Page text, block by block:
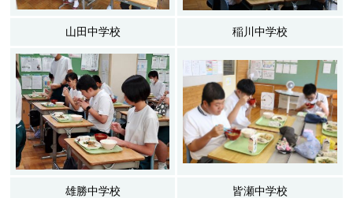
山田中学校 稲川中学校
雄勝中学校 皆瀬中学校